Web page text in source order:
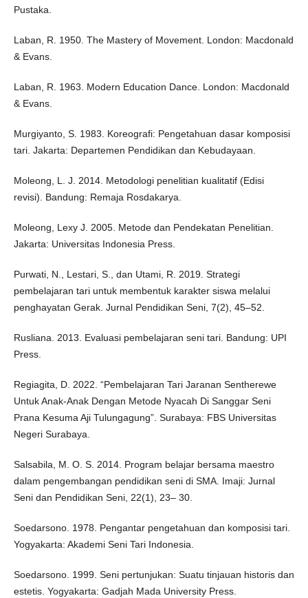
Pustaka.
Laban, R. 1950. The Mastery of Movement. London: Macdonald
& Evans.
Laban, R. 1963. Modern Education Dance. London: Macdonald
& Evans.
Murgiyanto, S. 1983. Koreografi: Pengetahuan dasar komposisi
tari. Jakarta: Departemen Pendidikan dan Kebudayaan.
Moleong, L. J. 2014. Metodologi penelitian kualitatif (Edisi
revisi). Bandung: Remaja Rosdakarya.
Moleong, Lexy J. 2005. Metode dan Pendekatan Penelitian.
Jakarta: Universitas Indonesia Press.
Purwati, N., Lestari, S., dan Utami, R. 2019. Strategi
pembelajaran tari untuk membentuk karakter siswa melalui
penghayatan Gerak. Jurnal Pendidikan Seni, 7(2), 45–52.
Rusliana. 2013. Evaluasi pembelajaran seni tari. Bandung: UPI
Press.
Regiagita, D. 2022. “Pembelajaran Tari Jaranan Sentherewe
Untuk Anak-Anak Dengan Metode Nyacah Di Sanggar Seni
Prana Kesuma Aji Tulungagung”. Surabaya: FBS Universitas
Negeri Surabaya.
Salsabila, M. O. S. 2014. Program belajar bersama maestro
dalam pengembangan pendidikan seni di SMA. Imaji: Jurnal
Seni dan Pendidikan Seni, 22(1), 23– 30.
Soedarsono. 1978. Pengantar pengetahuan dan komposisi tari.
Yogyakarta: Akademi Seni Tari Indonesia.
Soedarsono. 1999. Seni pertunjukan: Suatu tinjauan historis dan
estetis. Yogyakarta: Gadjah Mada University Press.